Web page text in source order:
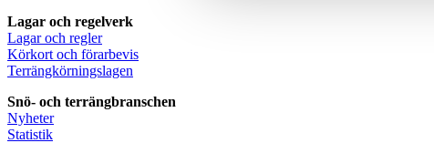
Lagar och regelverk
Lagar och regler
Körkort och förarbevis
Terrängkörningslagen
Snö- och terrängbranschen
Nyheter
Statistik